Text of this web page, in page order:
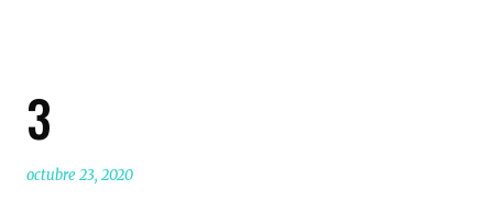
3
octubre 23, 2020